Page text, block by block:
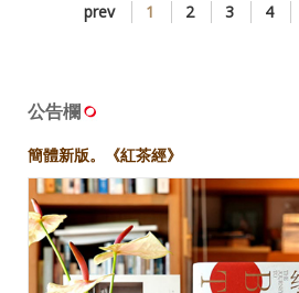
prev 1 2 3 4
公告欄
簡體新版。《紅茶經》